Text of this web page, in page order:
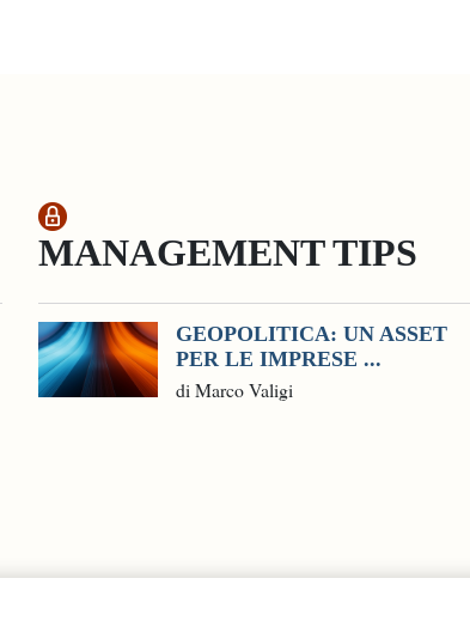
MANAGEMENT TIPS
GEOPOLITICA: UN ASSET
PER LE IMPRESE ...
di Marco Valigi